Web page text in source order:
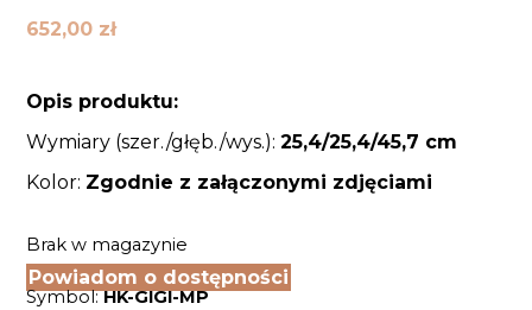
652,00 zł
Opis produktu:
Wymiary (szer./głęb./wys.):25,4/25,4/45,7 cm
Kolor: Zgodnie z załączonymi zdjęciami
Brak w magazynie
Powiadom o dostępności
Symbol:HK-GIGI-MP